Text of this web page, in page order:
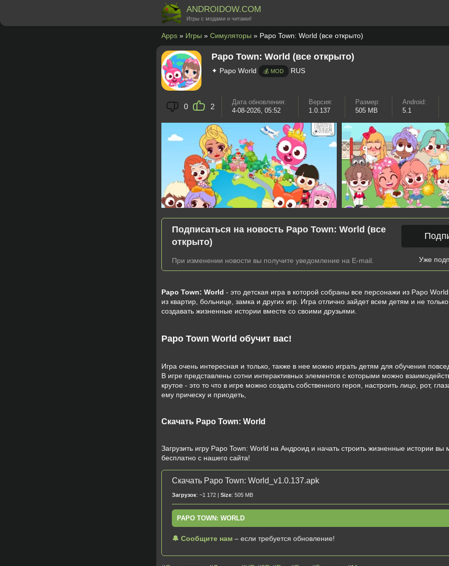
ANDROIDOW.COM
Игры с модами и читами!
Apps » Игры » Симуляторы » Papo Town: World (все открыто)
Papo Town: World (все открыто)
✦ Papo World 💰 MOD RUS
0 2
Дата обновления:
4-08-2026, 05:52
Версия:
1.0.137
Размер:
505 MB
Android:
5.1
Подписаться на новость Papo Town: World (все
открыто)
При изменении новости вы получите уведомление на E-mail. Уже
Papo Town: World - это детская игра в которой собраны все персонажи из Papo
из квартир, больнице, замка и других игр. Игра отлично зайдет всем детям и не
создавать жизненные истории вместе со своими друзьями.
Papo Town World обучит вас!
Игра очень интересная и только, также в нее можно играть детям для обучения
В игре представлены сотни интерактивных элементов с которыми можно
крутое - это то что в игре можно создать собственного героя, настроить лицо, рот,
ему прическу и приодеть,
Скачать Papo Town: World
Загрузить игру Papo Town: World на Андроид и начать строить жизненные истории вы
бесплатно с нашего сайта!
Скачать Papo Town: World_v1.0.137.apk
Загрузок: ~1 172 | Size: 505 MB
PAPO TOWN: WORLD
🔔 Сообщите нам – если требуется обновление!